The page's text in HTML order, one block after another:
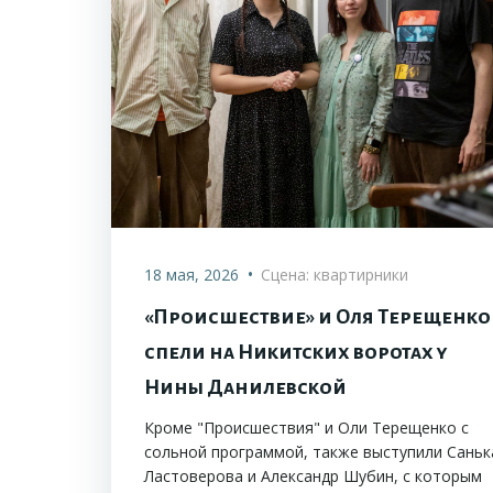
18 мая, 2026 • Сцена: квартирники
«Происшествие» и Оля Терещенко
спели на Никитских воротах у
Нины Данилевской
Кроме "Происшествия" и Оли Терещенко с
сольной программой, также выступили
Ластоверова и Александр Шубин, с которым